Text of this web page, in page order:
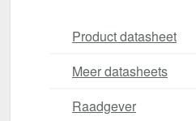
Product datasheet
Meer datasheets
Raadgever